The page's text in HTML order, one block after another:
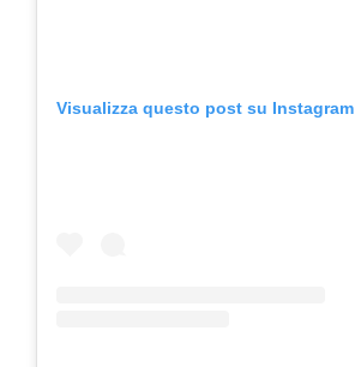
Visualizza questo post su Instagram